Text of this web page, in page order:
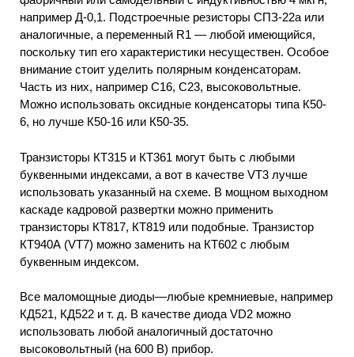
например Д-0,1. Подстроечные резисторы СПЗ-22а или
аналогичные, а переменный R1 — любой имеющийся,
поскольку тип его характеристики несуществен. Особое
внимание стоит уделить полярным конденсаторам.
Часть из них, например С16, С23, высоковольтные.
Можно использовать оксидные конденсаторы типа К50-
6, но лучше К50-16 или К50-35.
Транзисторы КТ315 и КТ361 могут быть с любыми
буквенными индексами, а вот в качестве VT3 лучше
использовать указанный на схеме. В мощном выходном
каскаде кадровой развертки можно применить
транзисторы КТ817, КТ819 или подобные. Транзистор
КТ940А (VT7) можно заменить на КТ602 с любым
буквенным индексом.
Все маломощные диоды—любые кремниевые, например
КД521, КД522 и т. д. В качестве диода VD2 можно
использовать любой аналогичный достаточно
высоковольтный (на 600 В) прибор.